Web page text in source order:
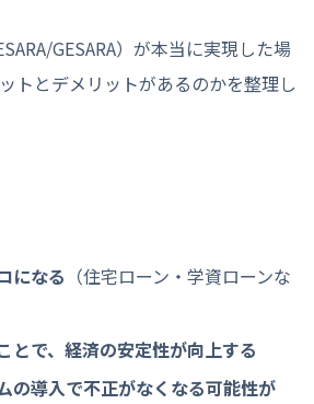
GESARA）が本当に実現した場
トとデメリットがあるのかを整理し
になる （住宅ローン・学資ローンな
とで、経済の安定性が向上する
の導入で不正がなくなる可能性が